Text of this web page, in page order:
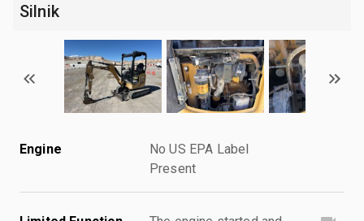
Silnik
Engine
No US EPA Label
Present